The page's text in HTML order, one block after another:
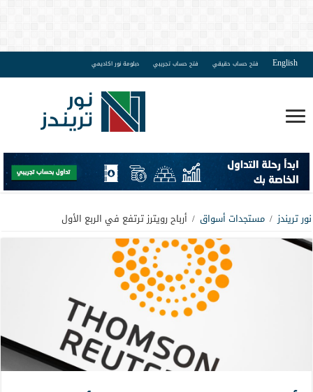
English فتح حساب حقيقي فتح حساب تجريبي دبلومة نور اكاديمي
نور تريندز / مستجدات أسواق / أرباح رويترز ترتفع في الربع الأول